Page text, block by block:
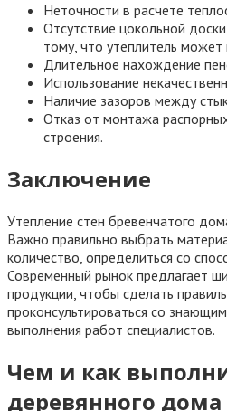
Неточности в расчете
Отсутствие цокольной
тому, что утеплитель может
Длительное нахождение
Использование
Наличие зазоров между
Отказ от монтажа
строения.
Заключение
Утепление стен бревенчатого
Важно правильно выбрать
количество, определиться со
Современный рынок предлагает
продукции, чтобы сделать
проконсультироваться со
выполнения работ специалистов.
Чем и как
деревянного